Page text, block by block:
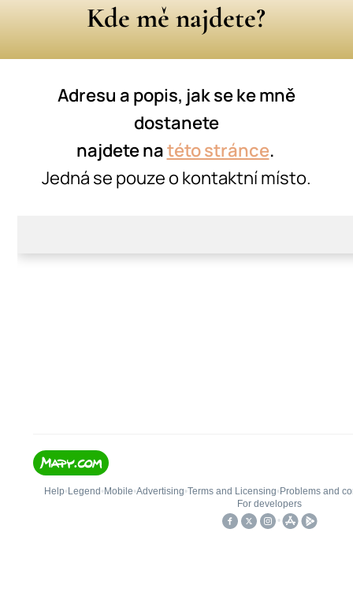
Kde mě najdete?
Adresu a popis, jak se ke mně
dostanete
najdete natéto stránce.
Jedná se pouze o kontaktní místo.